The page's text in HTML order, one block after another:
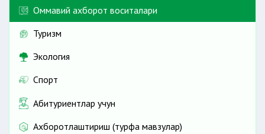
Оммавий ахборот воситалари
Туризм
Экология
Спорт
Абитуриентлар учун
Ахборотлаштириш (турфа мавзулар)